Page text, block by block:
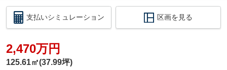
支払いシミュレーション 区画を見る
2,470万円
125.61㎡(37.99坪)